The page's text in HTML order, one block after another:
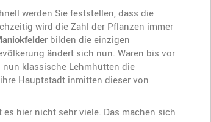
werden Sie feststellen, dass die
wird die Zahl der Pflanzen immer
bilden die einzigen
ändert sich nun. Waren bis vor
klassische Lehmhütten die
Hauptstadt inmitten dieser von
hier nicht sehr viele. Das machen sich